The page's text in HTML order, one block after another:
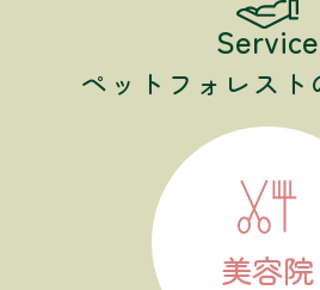
Service
ペットフォレスト
美容院